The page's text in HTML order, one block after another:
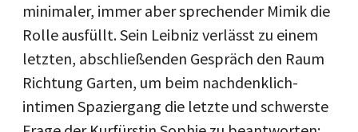
minimaler, immer aber sprechender Mimik die
Rolle ausfüllt. Sein Leibniz verlässt zu einem
letzten, abschließenden Gespräch den Raum
Richtung Garten, um beim nachdenklich-
intimen Spaziergang die letzte und schwerste